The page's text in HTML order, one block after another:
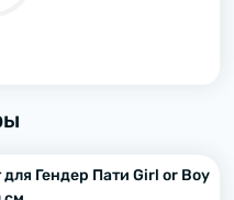
для Гендер Пати Girl or Boy